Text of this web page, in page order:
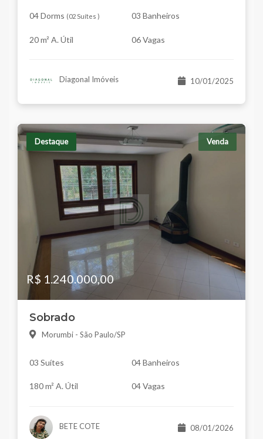
04 Dorms (02 Suítes ) 03 Banheiros
20 m² A. Útil 06 Vagas
Diagonal Imóveis 10/01/2025
Destaque Venda
R$ 1.240.000,00
Sobrado
Morumbi - São Paulo/SP
03 Suítes 04 Banheiros
180 m² A. Útil 04 Vagas
BETE COTE 08/01/2026